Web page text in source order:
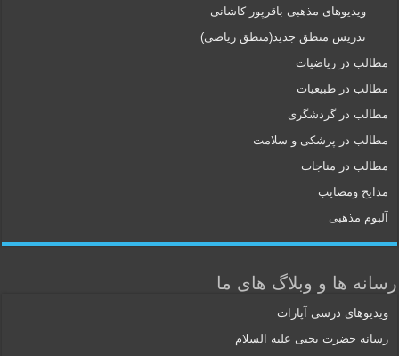
ویدیوهای مذهبی باقرپور کاشانی
تدریس منطق جدید(منطق ریاضی)
مطالب در ریاضیات
مطالب در طبیعیات
مطالب در گردشگری
مطالب در پزشکی و سلامت
مطالب در مناجات
مدایح ومصایب
آلبوم مذهبی
رسانه ها و وبلاگ های ما
ویدیوهای درسی آپارات
رسانه حضرت یحیی علیه السلام